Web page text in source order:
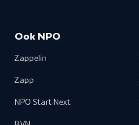
Ook NPO
Zappelin
Zapp
NPO Start Next